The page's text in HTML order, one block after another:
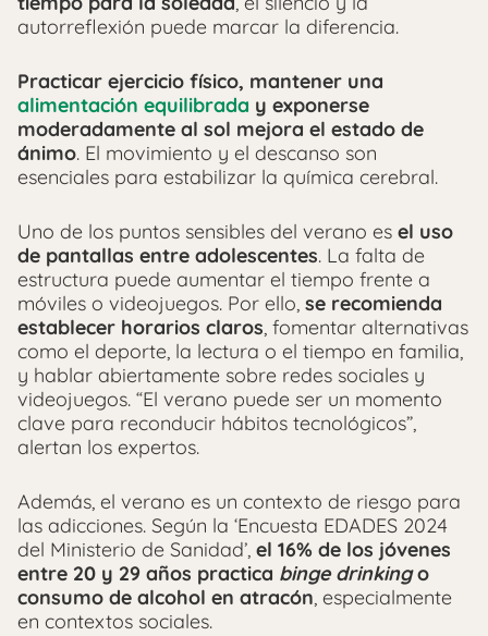
autorreflexión puede marcar la diferencia.
Practicar ejercicio físico, mantener una
alimentación equilibrada y exponerse
moderadamente al sol mejora el estado de
ánimo. El movimiento y el descanso son
esenciales para estabilizar la química cerebral.
Uno de los puntos sensibles del verano es el uso
de pantallas entre adolescentes. La falta de
estructura puede aumentar el tiempo frente a
móviles o videojuegos. Por ello, se recomienda
establecer horarios claros, fomentar alternativas
como el deporte, la lectura o el tiempo en familia,
y hablar abiertamente sobre redes sociales y
videojuegos. “El verano puede ser un momento
clave para reconducir hábitos tecnológicos”,
alertan los expertos.
Además, el verano es un contexto de riesgo para
las adicciones. Según la ‘Encuesta EDADES 2024
del Ministerio de Sanidad’, el 16% de los jóvenes
entre 20 y 29 años practica binge drinkingo
consumo de alcohol en atracón, especialmente
en contextos sociales.